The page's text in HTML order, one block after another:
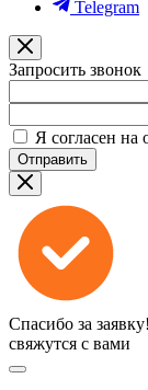
Telegram
Запросить звонок
Я согласен на
Отправить
Спасибо за заявку!
свяжутся с вами